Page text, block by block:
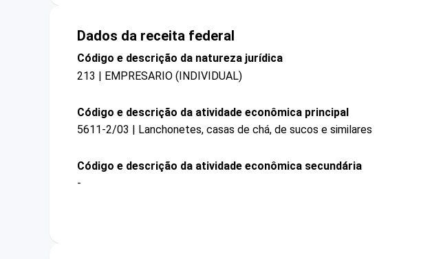
Dados da receita federal
Código e descrição da natureza jurídica
213 | EMPRESARIO (INDIVIDUAL)
Código e descrição da atividade econômica principal
5611-2/03 | Lanchonetes, casas de chá, de sucos e similares
Código e descrição da atividade econômica secundária
-